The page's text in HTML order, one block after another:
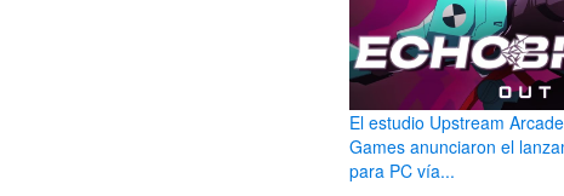
El estudio Upstream
Games anunciaron el
para PC vía...